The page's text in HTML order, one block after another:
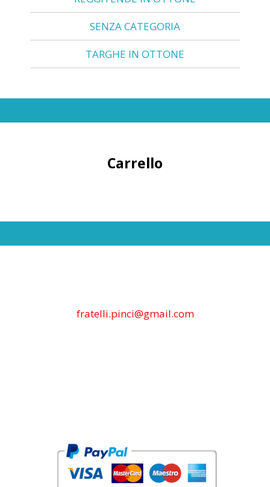
SENZA CATEGORIA
TARGHE IN OTTONE
Carrello
fratelli.pinci@gmail.com